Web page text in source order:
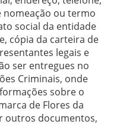
ou termo
social da entidade
cópia da carteira de
legais e
ser entregues no
Criminais, onde
sobre o
de Flores da
outros documentos,